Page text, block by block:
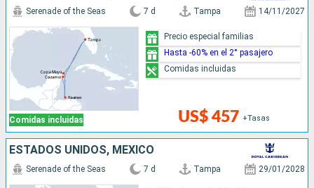
Comidas incluidas
Serenade of the Seas 7 d Tampa 14/11/2027
US$ 457 +Tasas
Precio especial familias
Hasta -60% en el 2° pasajero
Comidas incluidas
ESTADOS UNIDOS, MÉXICO
Serenade of the Seas 7 d Tampa 29/01/2028